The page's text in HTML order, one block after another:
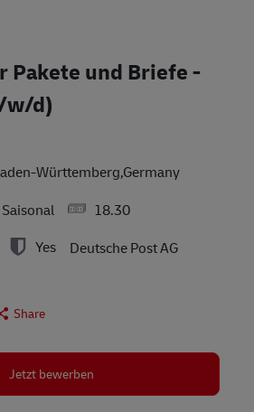
Pakete und Briefe -
w/d)
Württemberg,Germany
Saisonal
18.30
Yes Deutsche Post AG
Share
Jetzt bewerben